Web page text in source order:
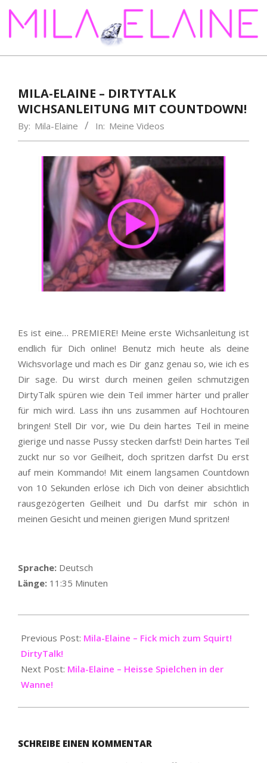
Skip
content
MILA-
MILA-ELAINE – DIRTYTALK
WICHSANLEITUNG MIT COUNTDOWN!
By: Mila-Elaine In: Meine Videos
Es ist eine… PREMIERE! Meine erste Wichsanleitung ist
endlich für Dich online! Benutz mich heute als deine
Wichsvorlage und mach es Dir ganz genau so, wie ich es
Dir sage. Du wirst durch meinen geilen schmutzigen
DirtyTalk spüren wie dein Teil immer härter und praller
für mich wird. Lass ihn uns zusammen auf Hochtouren
bringen! Stell Dir vor, wie Du dein hartes Teil in meine
gierige und nasse Pussy stecken darfst! Dein hartes Teil
zuckt nur so vor Geilheit, doch spritzen darfst Du erst
auf mein Kommando! Mit einem langsamen Countdown
von 10 Sekunden erlöse ich Dich von deiner absichtlich
rausgezögerten Geilheit und Du darfst mir schön in
meinen Gesicht und meinen gierigen Mund spritzen!
Sprache: Deutsch
Länge: 11:35 Minuten
04-
01
Previous Post: Mila-Elaine – Fick mich zum Squirt!
DirtyTalk!
Next Post: Mila-Elaine – Heisse Spielchen in der
Wanne!
SCHREIBE EINEN KOMMENTAR